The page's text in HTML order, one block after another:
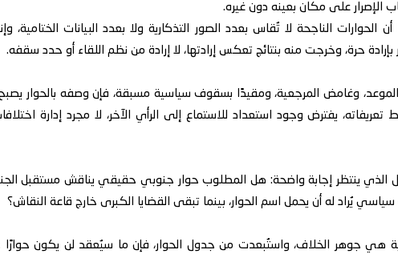
الإصرار على مكان بعينه دون غيره.
أن الحوارات الناجحة لا تُقاس بعدد الصور التذكارية ولا بعدد البيانات الختامية،
بإرادة حرة، وخرجت منه بنتائج تعكس إرادتها، لا إرادة من نظم اللقاء أو حدد سقفه.
الموعد، وغامض المرجعية، ومقيدًا بسقوف سياسية مسبقة، فإن وصفه بالحوار
تعريفاته، يفترض وجود استعداد للاستماع إلى الرأي الآخر، لا مجرد إدارة
الذي ينتظر إجابة واضحة: هل المطلوب حوار جنوبي حقيقي يناقش مستقبل
سياسي يُراد له أن يحمل اسم الحوار، بينما تبقى القضايا الكبرى خارج قاعة النقاش؟
هي جوهر الخلاف، واستُبعدت من جدول الحوار، فإن ما سيُعقد لن يكون حوارًا